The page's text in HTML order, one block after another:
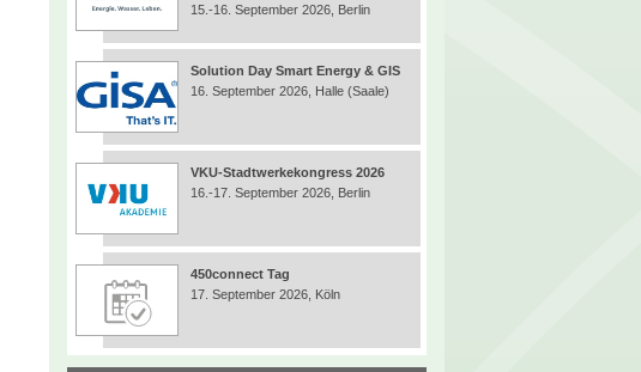
15.-16. September 2026, Berlin
Solution Day Smart Energy & GIS
16. September 2026, Halle (Saale)
VKU-Stadtwerkekongress 2026
16.-17. September 2026, Berlin
450connect Tag
17. September 2026, Köln